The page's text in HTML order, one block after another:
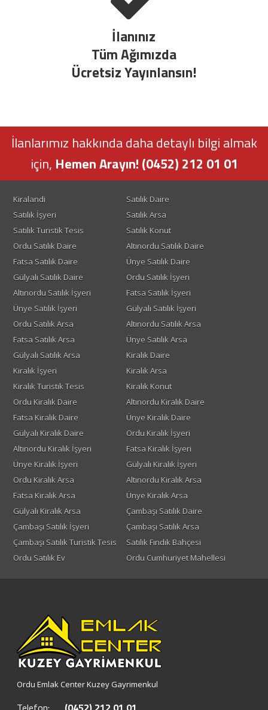
İlanınız
Tüm Ağımızda
Ücretsiz Yayınlansın!
İlanlarımız hakkında daha detaylı bilgi almak
için, Hemen Arayın! (0452) 212 01 01
Kiralandi
Satılık Daire
Satılık İşyeri
Satılık Arsa
Satılık Turistik Tesis
Satılık Konut
Ordu Satılık Daire
Altınordu Satılık Daire
Fatsa Satılık Daire
Ünye Satılık Daire
Gülyalı Satılık Daire
Ordu Satılık İşyeri
Altınordu Satılık İşyeri
Fatsa Satılık İşyeri
Ünye Satılık İşyeri
Gülyalı Satılık İşyeri
Ordu Satılık Arsa
Altınordu Satılık Arsa
Fatsa Satılık Arsa
Ünye Satılık Arsa
Gülyalı Satılık Arsa
Kiralık Daire
Kiralık İşyeri
Kiralık Arsa
Kiralık Turistik Tesis
Kiralık Konut
Ordu Kiralık Daire
Altınordu Kiralık Daire
Fatsa Kiralık Daire
Ünye Kiralık Daire
Gülyalı Kiralık Daire
Ordu Kiralık İşyeri
Altınordu Kiralık İşyeri
Fatsa Kiralık İşyeri
Ünye Kiralık İşyeri
Gülyalı Kiralık İşyeri
Ordu Kiralık Arsa
Altınordu Kiralık Arsa
Fatsa Kiralık Arsa
Ünye Kiralık Arsa
Gülyalı Kiralık Arsa
Çambaşı Satılık Daire
Çambaşı Satılık İşyeri
Çambaşı Satılık Arsa
Çambaşı Satılık Turistik Tesis
Satılık Fındık Bahçesi
Ordu Satılık Ev
Ordu Cumhuriyet Mahellesi
Ordu Emlak Center Kuzey Gayrimenkul